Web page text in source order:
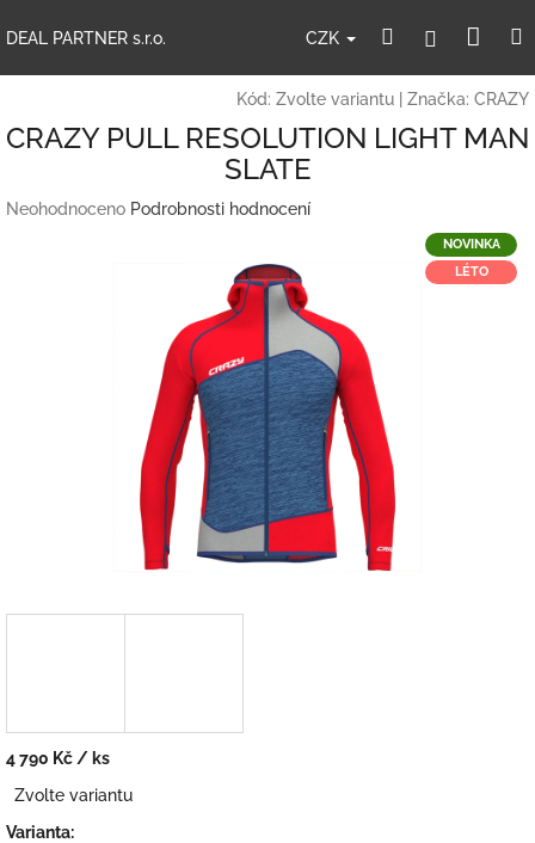
naDEAL PARTNER s.r.o. CZK HledatPřihlášení
Kód: Zvolte variantu Značka: CRAZY
CRAZY PULL RESOLUTION LIGHT MAN
SLATE
Průměrné
Neohodnoceno Podrobnosti hodnocení
NOVINKA
LÉTO
4 790 Kč / ks
cena:
Zvolte variantu
Varianta: